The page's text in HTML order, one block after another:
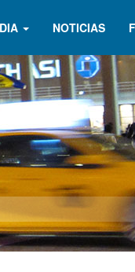
NOTICIAS